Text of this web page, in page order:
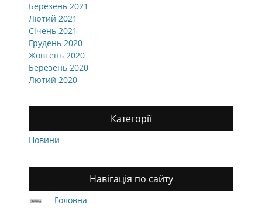
Березень 2021
Лютий 2021
Січень 2021
Грудень 2020
Жовтень 2020
Березень 2020
Лютий 2020
Категорії
Новини
Навігація по сайту
Головна